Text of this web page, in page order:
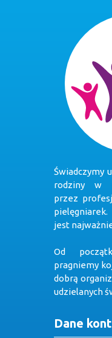
Świadczymy
rodziny w
przez
jest
Od
pragniemy
dobrą
udzielanych
Dane